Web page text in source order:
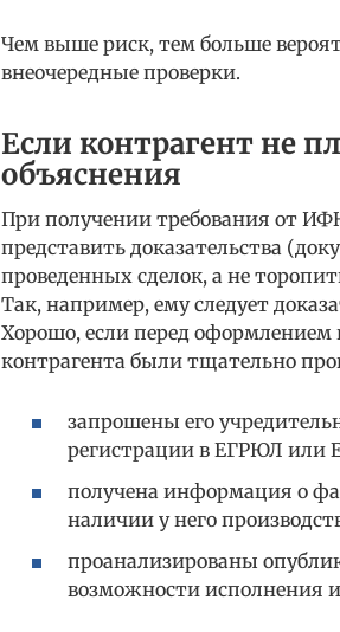
Чем выше риск, тем больше
внеочередные проверки.
Если контрагент не
объяснения
При получении требования от
представить доказательства
проведенных сделок, а не
Так, например, ему следует
Хорошо, если перед оформлением
контрагента были тщательно
запрошены его
регистрации в ЕГРЮЛ или
получена информация о
наличии у него
проанализированы
возможности исполнения